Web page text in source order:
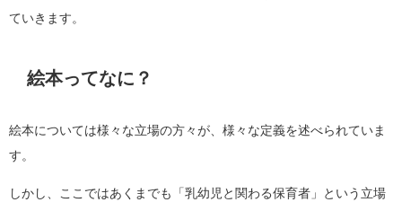
ていきます。
絵本ってなに？
絵本については様々な立場の方々が、様々な定義を述べられていま
す。
しかし、ここではあくまでも「乳幼児と関わる保育者」という立場